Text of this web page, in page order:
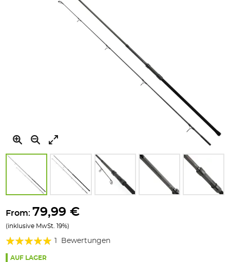
Anfang
Bildgalerie
springen
(inklusive MwSt. 19%)
From: 79,99 €
Bewertung:
100%
Bewertungen
AUF LAGER